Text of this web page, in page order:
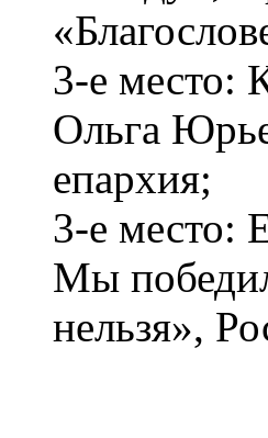
3-е место:
Ольга
епархия;
3-е место:
Мы
нельзя»,